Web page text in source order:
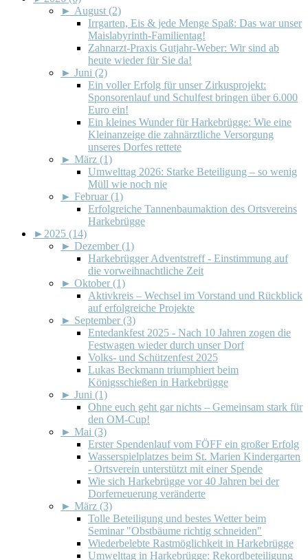
► August (2)
Irrgarten, Eis & jede Menge Spaß: Das war unser
Maislabyrinth-Familientag!
Zahnarzt-Praxis Gutjahr-Weber: Wir sind ab
heute wieder für Sie da!
► Juni (2)
Ein voller Erfolg für unser Zirkusprojekt:
Sponsorenlauf und Schulfest bringen über 6.000
Euro ein!
Ein kleines Wunder für Harkebrügge: Wie eine
Kleinanzeige die zahnärztliche Versorgung
unseres Dorfes rettete
► März (1)
Umwelttag 2026: Starke Beteiligung – so wenig
Müll wie noch nie
► Februar (1)
Erfolgreiche Tannenbaumaktion des Ortsvereins
Harkebrügge
► 2025 (14)
► Dezember (1)
Harkebrügger Adventstreff - Einstimmung auf
die vorweihnachtliche Zeit
► Oktober (1)
Aktivkreis – Wechsel im Vorstand und Rückblick
auf erfolgreiche Projekte
► September (3)
Entedankfest 2025 - Nach 10 Jahren zogen die
Festwagen wieder durch unser Dorf
Volks- und Schützenfest 2025
Lukas Beckmann triumphiert beim
Königsschießen in Harkebrügge
► Juni (1)
Ohne euch geht gar nichts – Gemeinsam stark für
den OM-Cup!
► Mai (3)
Erster Spendenlauf vom FÖFF ein großer Erfolg
Wasserspielplatzes beim St. Marien Kindergarten
- Ortsverein unterstützt mit einer Spende
Wie sich Harkebrügge vor 40 Jahren bei der
Dorferneuerung veränderte
► März (3)
Tolle Beteiligung und bestes Wetter beim
Seminar "Obstbäume richtig schneiden"
Wiederbelebte Rastmöglichkeit in Harkebrügge
Umwelttag in Harkebrügge: Rekordbeteiligung